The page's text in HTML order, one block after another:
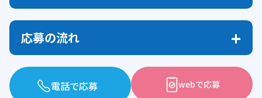
応募の流れ
電話で応募 webで応募